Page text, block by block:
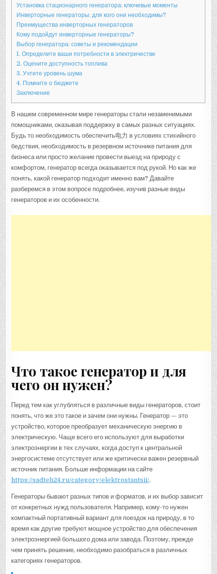
Установка стационарного генератора: ключевые моменты
Инверторные генераторы: для кого они необходимы?
Преимущества инверторных генераторов
Кому подойдут инверторные генераторы?
Выбор генератора: советы и рекомендации
1. Определите ваши потребности в электричестве
2. Оцените доступность топлива
3. Учтите уровень шума
4. Помните о бюджете
Заключение
В нашем современном мире генераторы стали незаменимыми
помощниками, оказывая поддержку в самых разных ситуациях.
Будь то необходимость обеспечить电力 в условиях стихийного
бедствия, необходимость в резервном источнике питания для
бизнеса или просто желание провести выезд на природу с
комфортом, генератор всегда оказывается под рукой. Но как же
понять, какой генератор подходит именно вам? Давайте
разберемся в этом вопросе подробнее, изучив разные виды
генераторов и их особенности.
Что такое генератор и для
чего он нужен?
Перед тем как углубляться в различные виды генераторов, стоит
понять, что же это такое и зачем они нужны. Генератор — это
устройство, которое преобразует механическую энергию в
электрическую. Чаще всего его используют для выработки
электроэнергии в тех случаях, когда доступ к центральной
энергосистеме отсутствует или же критически важен резервный
источник питания. Больше информации на сайте
https://sadteh24.ru/category/elektrostantsii/.
Генераторы бывают разных типов и форматов, и их выбор зависит
от конкретных нужд пользователя. Например, кому-то нужен
компактный портативный вариант для поездок на природу, в то
время как другие требуют мощное устройство для обеспечения
электроэнергией большого дома или завода. Поэтому, прежде
чем принять решение, необходимо разобраться в различных
категориях генераторов.